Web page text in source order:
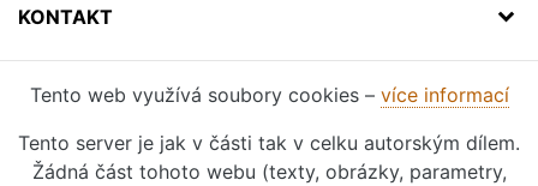
KONTAKT
Tento web využívá soubory cookies – více informací
Tento server je jak v části tak v celku autorským dílem.
Žádná část tohoto webu (texty, obrázky, parametry,